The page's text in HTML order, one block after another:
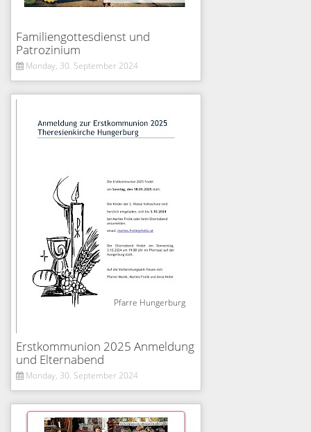
Familiengottesdienst und
Patrozinium
Monday, 30. September 2024
Pfarre Hungerburg
Erstkommunion 2025 Anmeldung
und Elternabend
Monday, 30. September 2024